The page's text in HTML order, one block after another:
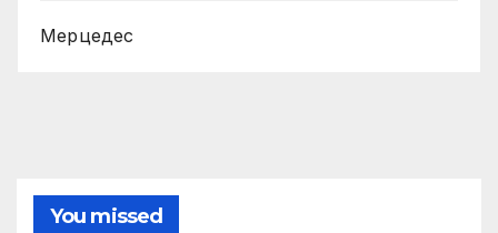
Мерцедес
You missed